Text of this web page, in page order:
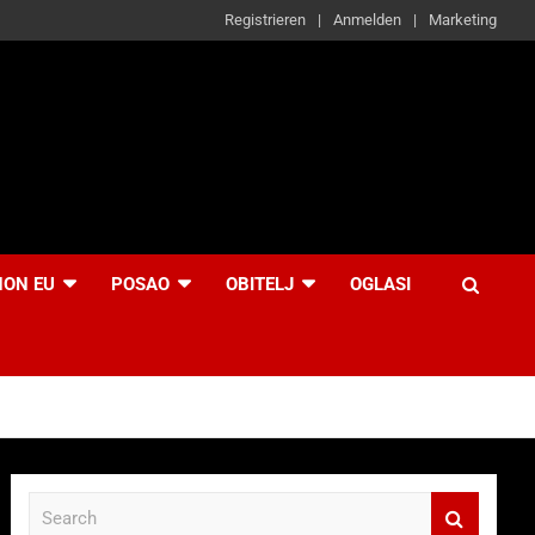
Registrieren Anmelden Marketing
EU POSAO OBITELJ OGLASI